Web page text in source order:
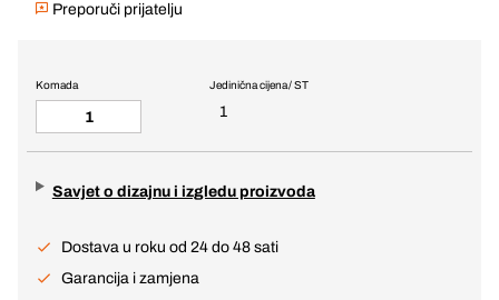
Preporuči prijatelju
Jedinična cijena / ST
1
Komada
Savjet o dizajnu i izgledu proizvoda
Dostava u roku od 24 do 48 sati
Garancija i zamjena